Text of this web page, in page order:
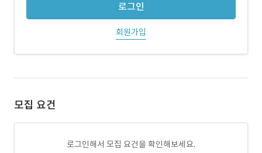
로그인
회원가입
모집 요건
로그인해서 모집 요건을 확인해보세요.